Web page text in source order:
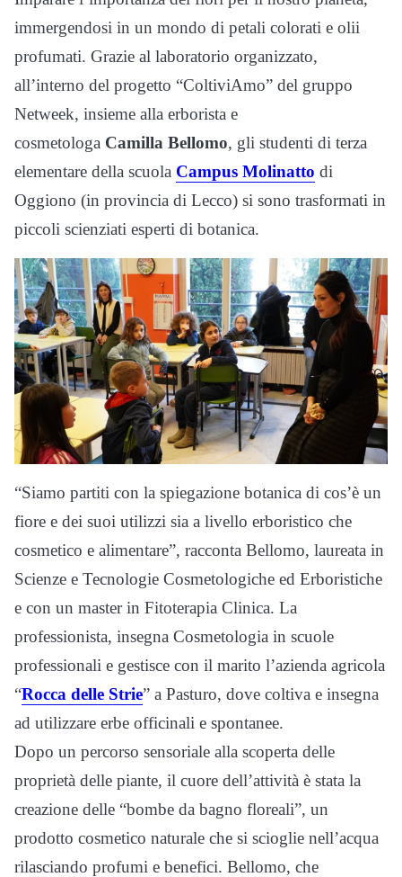
immergendosi in un mondo di petali colorati e olii
profumati. Grazie al laboratorio organizzato,
all’interno del progetto “ColtiviAmo” del gruppo
Netweek, insieme alla erborista e
cosmetologa Camilla Bellomo, gli studenti di terza
elementare della scuola Campus Molinatto di
Oggiono (in provincia di Lecco) si sono trasformati in
piccoli scienziati esperti di botanica.
“Siamo partiti con la spiegazione botanica di cos’è un
fiore e dei suoi utilizzi sia a livello erboristico che
cosmetico e alimentare”, racconta Bellomo, laureata in
Scienze e Tecnologie Cosmetologiche ed Erboristiche
e con un master in Fitoterapia Clinica. La
professionista, insegna Cosmetologia in scuole
professionali e gestisce con il marito l’azienda agricola
“Rocca delle Strie” a Pasturo, dove coltiva e insegna
ad utilizzare erbe officinali e spontanee.
Dopo un percorso sensoriale alla scoperta delle
proprietà delle piante, il cuore dell’attività è stata la
creazione delle “bombe da bagno floreali”, un
prodotto cosmetico naturale che si scioglie nell’acqua
rilasciando profumi e benefici. Bellomo, che